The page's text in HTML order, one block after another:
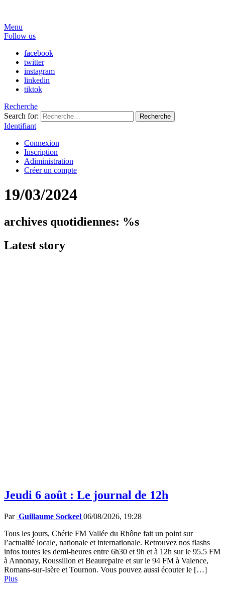
Menu
Follow us
facebook
twitter
instagram
linkedin
tiktok
Recherche
Search for:
Recherche
Identifiant
Connexion
Inscription
Adiministration
Créer un compte
19/03/2024
archives quotidiennes: %s
Latest story
Jeudi 6 août : Le journal de 12h
Par Guillaume Sockeel 06/08/2026, 19:28
Tous les jours, Chérie FM Vallée du Rhône fait un point sur
l’actualité locale, nationale et internationale. Retrouvez nos flashs
infos toutes les demi-heures entre 6h30 et 9h et à 12h sur le 95.5 FM
à Annonay, Roussillon et Beaurepaire et sur le 94 FM à Valence,
Romans-sur-Isère et Tournon. Vous pouvez aussi écouter le […]
Plus